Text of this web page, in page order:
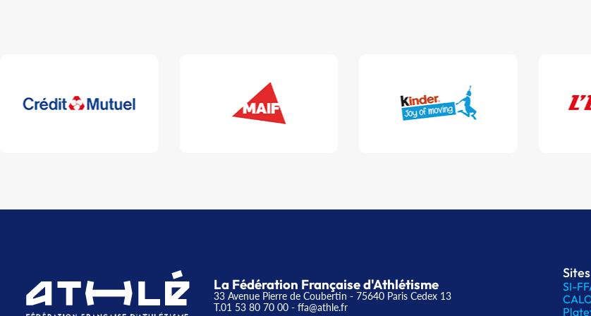
La Fédération Française d'Athlétisme
33 Avenue Pierre de Coubertin - 75640 Paris Cedex 13
T.01 53 80 70 00 - ffa@athle.fr
SI-